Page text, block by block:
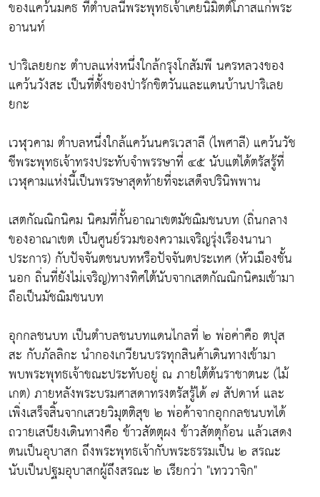
ของแคว้นมคธ ที่ตำบลนี้พระพุทธเจ้าเคยนิมิตต์โภาสแก่พระ
อานนท์
ปาริเลยยกะ ตำบลแห่งหนึ่งใกล้กรุงโกสัมพี นครหลวงของ
แคว้นวังสะ เป็นที่ตั้งของป่ารักขิตวันและแดนบ้านปาริเลย
ยกะ
เวฬุวคาม ตำบลหนึ่งใกล้แคว้นนครเวสาลี (ไพศาลี) แคว้นวัช
ชีพระพุทธเจ้าทรงประทับจำพรรษาที่ ๔๕ นับแต่ได้ตรัสรู้ที่
เวฬุคามแห่งนี้เป็นพรรษาสุดท้ายที่จะเสด็จปรินิพพาน
เสตกัณณิกนิคม นิคมที่กั้นอาณาเขตมัชฌิมชนบท (ถิ่นกลาง
ของอาณาเขต เป็นศูนย์รวมของความเจริญรุ่งเรืองนานา
ประการ) กับปัจจันตชนบทหรือปัจจันตประเทศ (หัวเมืองชั้น
นอก ถิ่นที่ยังไม่เจริญ)ทางทิศใต้นับจากเสตกัณณิกนิคมเข้ามา
ถือเป็นมัชฌิมชนบท
อุกกลชนบท เป็นตำบลชนบทแดนไกลที่ ๒ พ่อค่าคือ ตปุส
สะ กับภัลลิกะ นำกองเกวียนบรรทุกสินค้าเดินทางเข้ามา
พบพระพุทธเจ้าขณะประทับอยู่ ณ ภายใต้ต้นราชาตนะ (ไม้
เกต) ภายหลังพระบรมศาสดาทรงตรัสรู้ได้ ๗ สัปดาห์ และ
เพิ่งเสร็จสิ้นจากเสวยวิมุตติสุข ๒ พ่อค้าจากอุกกลชนบทได้
ถวายเสบียงเดินทางคือ ข้าวสัตตุผง ข้าวสัตตุก้อน แล้วเสดง
ตนเป็นอุบาสก ถึงพระพุทธเจ้ากับพระธรรมเป็น ๒ สรณะ
นับเป็นปฐมอุบาสกผู้ถึงสรณะ ๒ เรียกว่า "เทววาจิก"